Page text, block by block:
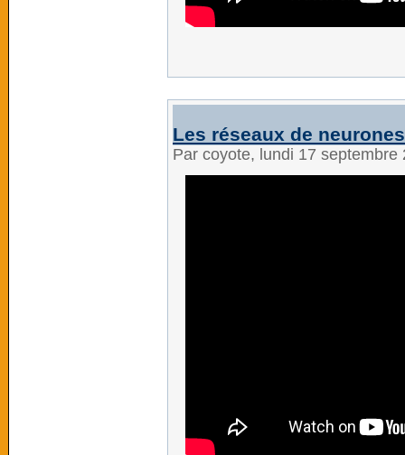
Les réseaux de
Par coyote, lundi 17